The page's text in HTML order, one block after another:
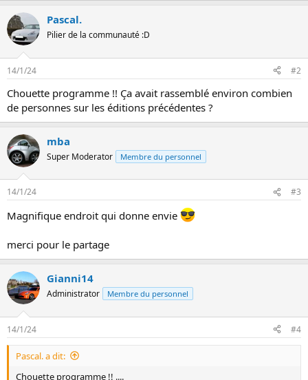
Pascal.
Pilier de la communauté :D
14/1/24 #2
Chouette programme !! Ça avait rassemblé environ combien
de personnes sur les éditions précédentes ?
mba
Super Moderator Membre du personnel
14/1/24 #3
Magnifique endroit qui donne envie
merci pour le partage
Gianni14
Administrator Membre du personnel
14/1/24 #4
Pascal. a dit:
Chouette programme !! ....